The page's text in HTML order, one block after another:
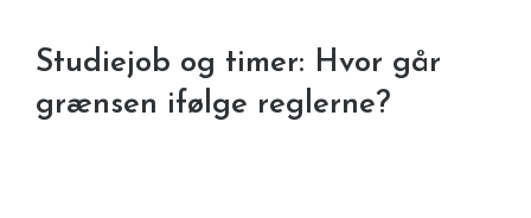
Studiejob og timer: Hvor går
grænsen ifølge reglerne?